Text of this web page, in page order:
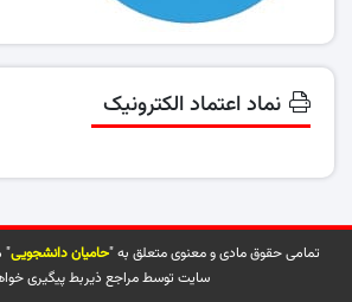
نماد اعتماد الکترونیک
تمامی حقوق مادی و معنوی متعلق به "حامیان دانشجویی"
سایت توسط مراجع ذیربط پیگیری